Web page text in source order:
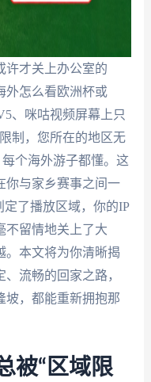
许才关上办公室的
外怎么看欧洲杯或
、咪咕视频屏幕上只
制，您所在的地区无
个海外游子都懂。这
你与家乡赛事之间一
定了播放区域，你的IP
不留情地关上了大
。本文将为你清晰揭
流畅的回家之路，
坡，都能重新拥抱那
被“区域限